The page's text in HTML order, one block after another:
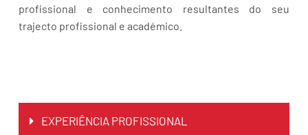
profissional e conhecimento resultantes do seu
trajecto profissional e académico.
EXPERIÊNCIA PROFISSIONAL